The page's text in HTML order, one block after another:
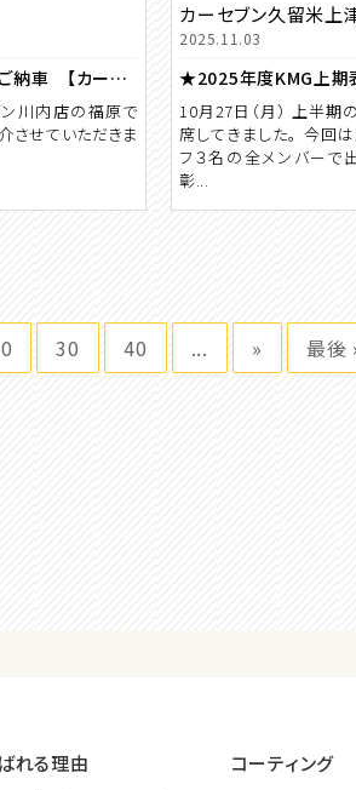
☆祝☆ ジムニー ご納車 【カーセブン川内店】
ン川内店の福原で
させていただきま
カーセブン久留米上
2025.11.03
★2025年度KMG上
10月27日（月） 上半期
席してきました。 今回
フ３名の全メンバー
彰...
30 40 ... » 最後
れる理由 コーティング